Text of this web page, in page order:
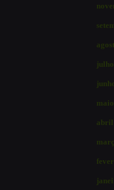
abril